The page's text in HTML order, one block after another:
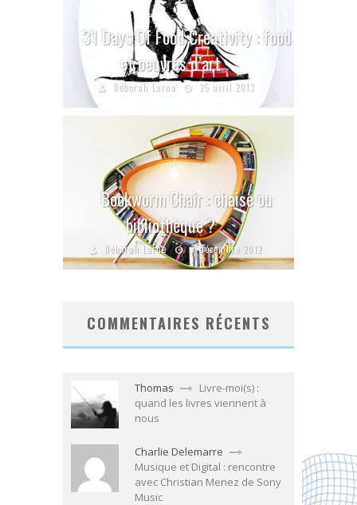
31 Days Of Food Creativity : food
et oeuvres d’art
Déborah Larue 25 avril 2013
Bookworm Chair : chaise ou
bibliothèque ?
Déborah Larue 7 décembre 2012
COMMENTAIRES RÉCENTS
Thomas
Livre-moi(s) :
quand les livres viennent à
nous
Charlie Delemarre
Musique et Digital : rencontre
avec Christian Menez de Sony
Music